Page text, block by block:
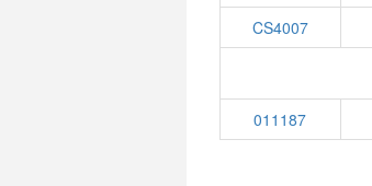
CS4007
011187